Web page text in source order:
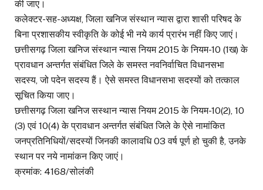
की जाए।
कलेक्टर-सह-अध्यक्ष, जिला खनिज संस्थान न्यास द्वारा शासी परिषद के
बिना प्रशासकीय स्वीकृति के कोई भी नये कार्य प्रारंभ नहीं किए जाएं।
छत्तीसगढ़ जिला खनिज संस्थान न्यास नियम 2015 के नियम-10 (1ख) के
प्रावधान अन्तर्गत संबंधित जिले के समस्त नवनिर्वाचित विधानसभा
सदस्य, जो पदेन सदस्य हैं। ऐसे समस्त विधानसभा सदस्यों को तत्काल
सूचित किया जाए।
छत्तीसगढ़ जिला खनिज सस्थान न्यास नियम 2015 के नियम-10(2), 10
(3) एवं 10(4) के प्रावधान अन्तर्गत संबंधित जिले के ऐसे नामांकित
जनप्रतिनिधियों/सदस्यों जिनकी कालावधि 03 वर्ष पूर्ण हो चुकी है, उनके
स्थान पर नये नामांकन किए जाएं।
क्रमांक: 4168/सोलंकी